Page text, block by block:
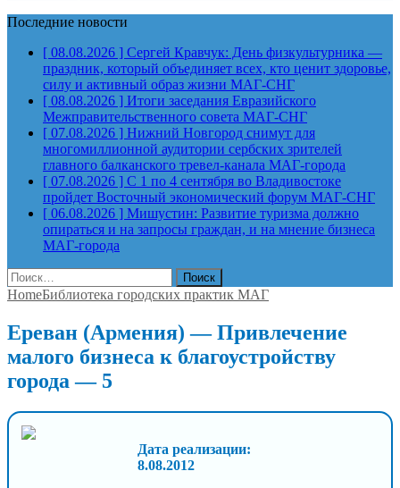
Последние новости
[ 08.08.2026 ] Сергей Кравчук: День физкультурника —
праздник, который объединяет всех, кто ценит здоровье,
силу и активный образ жизни МАГ-СНГ
[ 08.08.2026 ] Итоги заседания Евразийского
Межправительственного совета МАГ-СНГ
[ 07.08.2026 ] Нижний Новгород снимут для
многомиллионной аудитории сербских зрителей
главного балканского тревел-канала МАГ-города
[ 07.08.2026 ] С 1 по 4 сентября во Владивостоке
пройдет Восточный экономический форум МАГ-СНГ
[ 06.08.2026 ] Мишустин: Развитие туризма должно
опираться и на запросы граждан, и на мнение бизнеса
МАГ-города
Найти:
HomeБиблиотека городских практик МАГ
Ереван (Армения) — Привлечение
малого бизнеса к благоустройству
города — 5
Дата реализации:
8.08.2012